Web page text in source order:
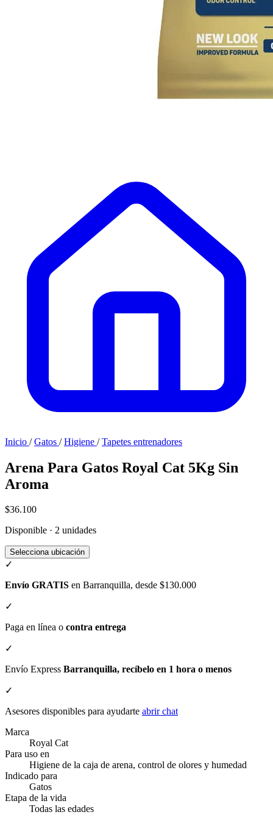
Inicio / Gatos / Higiene / Tapetes entrenadores
Arena Para Gatos Royal Cat 5Kg Sin
Aroma
$36.100
Disponible · 2 unidades
Selecciona ubicación
✓
Envío GRATIS en Barranquilla, desde $130.000
✓
Paga en línea o contra entrega
✓
Envío Express Barranquilla, recíbelo en 1 hora o menos
✓
Asesores disponibles para ayudarte abrir chat
Marca
Royal Cat
Para uso en
Higiene de la caja de arena, control de olores y humedad
Indicado para
Gatos
Etapa de la vida
Todas las edades